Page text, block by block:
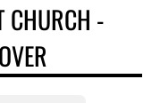
CHURCH -